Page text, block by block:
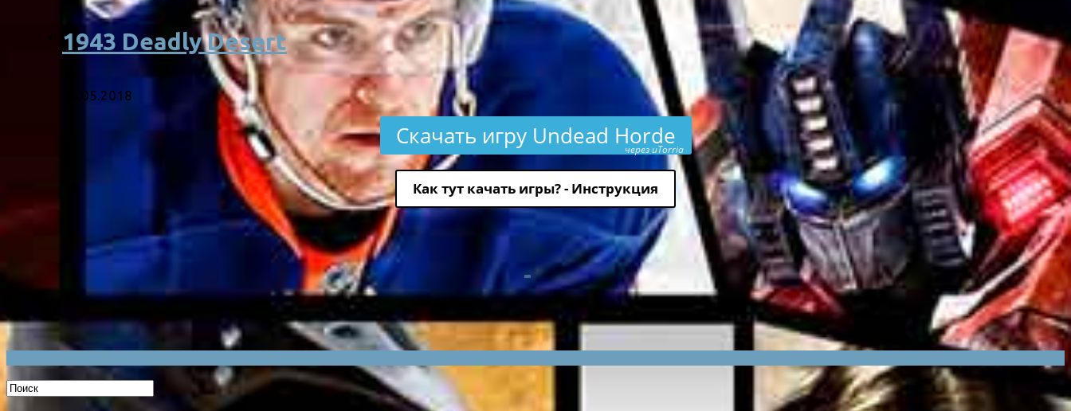
1943 Deadly Desert
16.05.2018
Скачать игру Undead Horde
через uTorria
Как тут качать игры? - Инструкция